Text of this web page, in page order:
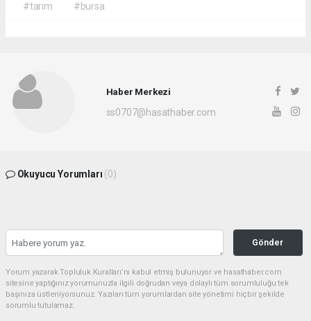
#tarım #bursa
Haber Merkezi
ss0707@hasathaber.com
Okuyucu Yorumları (0)
Gönder
Yorum yazarak Topluluk Kuralları’nı kabul etmiş bulunuyor ve hasathaber.com
sitesine yaptığınız yorumunuzla ilgili doğrudan veya dolaylı tüm sorumluluğu tek
başınıza üstleniyorsunuz. Yazılan tüm yorumlardan site yönetimi hiçbir şekilde
sorumlu tutulamaz.